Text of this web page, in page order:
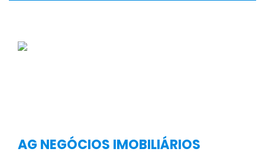
AG NEGÓCIOS IMOBILIÁRIOS